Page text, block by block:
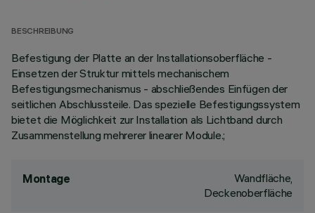
BESCHREIBUNG
Befestigung der Platte an der Installationsoberfläche -
Einsetzen der Struktur mittels mechanischem
Befestigungsmechanismus - abschließendes Einfügen der
seitlichen Abschlussteile. Das spezielle Befestigungssystem
bietet die Möglichkeit zur Installation als Lichtband durch
Zusammenstellung mehrerer linearer Module.;
Montage
Wandfläche,
Deckenoberfläche